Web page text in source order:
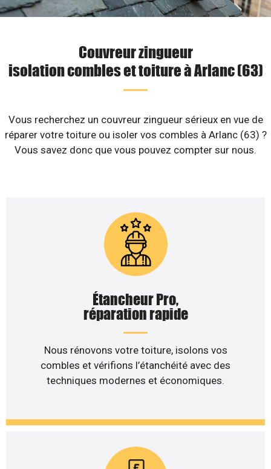
Couvreur zingueur
isolation combles et toiture à Arlanc (63)
Vous recherchez un couvreur zingueur sérieux en vue de
réparer votre toiture ou isoler vos combles à Arlanc (63) ?
Vous savez donc que vous pouvez compter sur nous.
Étancheur Pro,
réparation rapide
Nous rénovons votre toiture, isolons vos
combles et vérifions l’étanchéité avec des
techniques modernes et économiques.